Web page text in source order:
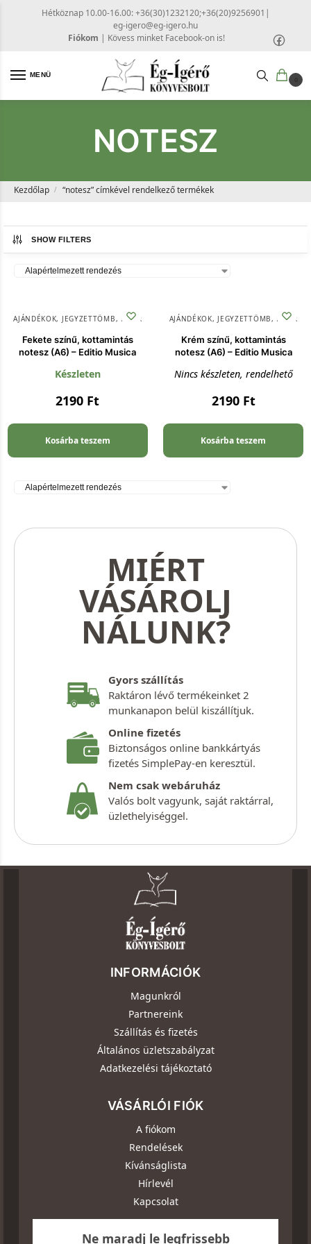
Hétköznap 10.00-16.00: +36(30)1232120;+36(20)9256901 |
eg-igero@eg-igero.hu
Fiókom | Kövess minket Facebook-on is!
MENÜ
0
NOTESZ
Kezdőlap / “notesz” címkével rendelkező termékek
SHOW FILTERS
AJÁNDÉKOK, JEGYZETTÖMB, PAPÍR
Fekete színű, kottamintás
notesz (A6) – Editio Musica
Készleten
2190 Ft
Kosárba teszem
AJÁNDÉKOK, JEGYZETTÖMB, PAPÍR
Krém színű, kottamintás
notesz (A6) – Editio Musica
Nincs készleten, rendelhető
2190 Ft
Kosárba teszem
MIÉRT
VÁSÁROLJ
NÁLUNK?
Gyors szállítás
Raktáron lévő termékeinket 2
munkanapon belül kiszállítjuk.
Online fizetés
Biztonságos online bankkártyás
fizetés SimplePay-en keresztül.
Nem csak webáruház
Valós bolt vagyunk, saját raktárral,
üzlethelyiséggel.
INFORMÁCIÓK
Magunkról
Partnereink
Szállítás és fizetés
Általános üzletszabályzat
Adatkezelési tájékoztató
VÁSÁRLÓI FIÓK
A fiókom
Rendelések
Kívánságlista
Hírlevél
Kapcsolat
Ne maradj le legfrissebb